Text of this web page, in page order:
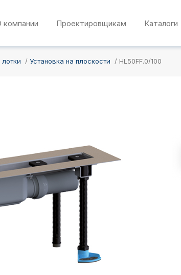
компании Проектировщикам Каталоги
Установка на плоскости HL50FF.0/100